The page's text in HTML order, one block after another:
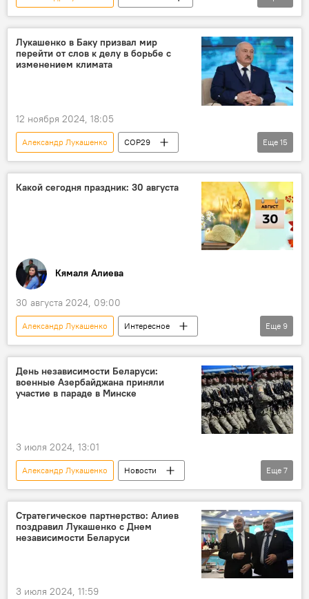
Россия
США
Вооружение
Ракеты
Германия
Владимир Путин
Президент
ракета "Кинжал"
Запад
Конфликт
Лукашенко в Баку призвал мир
перейти от слов к делу в борьбе с
изменением климата
12 ноября 2024, 18:05
Александр Лукашенко
COP29
Азербайджан
Баку
29-я сессия Конференции сторон Рамочной конвенции ООН по изменению климата
Украина
Инновации
Воздействие
Политика
Еще 15
Какой сегодня праздник: 30 августа
Кямаля Алиева
30 августа 2024, 09:00
Александр Лукашенко
Интересное
Кто сегодня родился
Какой сегодня праздник
Азербайджан
Россия
Физики
Джаз
Артисты
Еще 9
День независимости Беларуси:
военные Азербайджана приняли
участие в параде в Минске
3 июля 2024, 13:01
Александр Лукашенко
Новости
Азербайджан
Беларусь
Закир Гасанов
Министерство обороны АР
Еще 7
Стратегическое партнерство: Алиев
поздравил Лукашенко с Днем
независимости Беларуси
3 июля 2024, 11:59